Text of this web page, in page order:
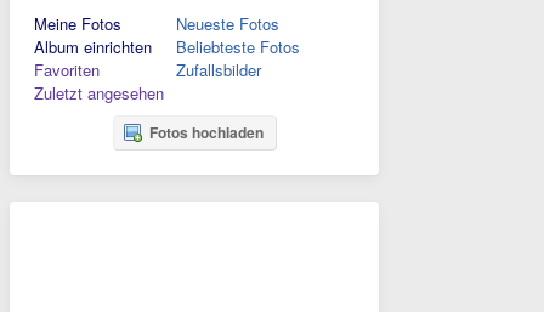
Meine Fotos
Album einrichten
Favoriten
Zuletzt angesehen
Neueste Fotos
Beliebteste Fotos
Zufallsbilder
Fotos hochladen